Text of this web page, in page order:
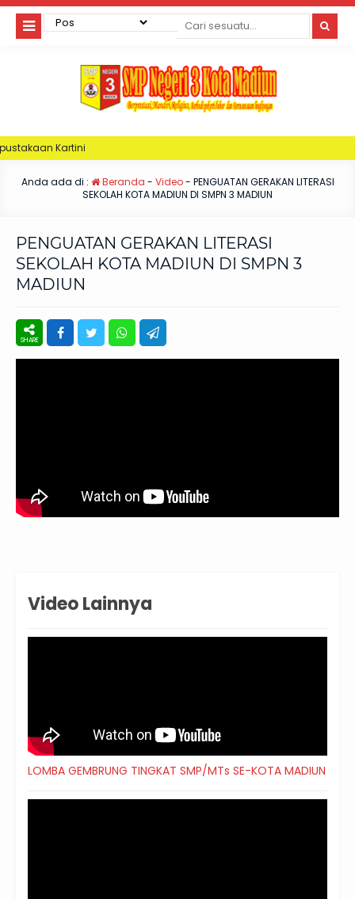
Anda ada di : Beranda - Video- PENGUATAN GERAKAN LITERASI
SEKOLAH KOTA MADIUN DI SMPN 3 MADIUN
PENGUATAN GERAKAN LITERASI
SEKOLAH KOTA MADIUN DI SMPN 3
MADIUN
Video Lainnya
LOMBA GEMBRUNG TINGKAT SMP/MTs SE-KOTA MADIUN